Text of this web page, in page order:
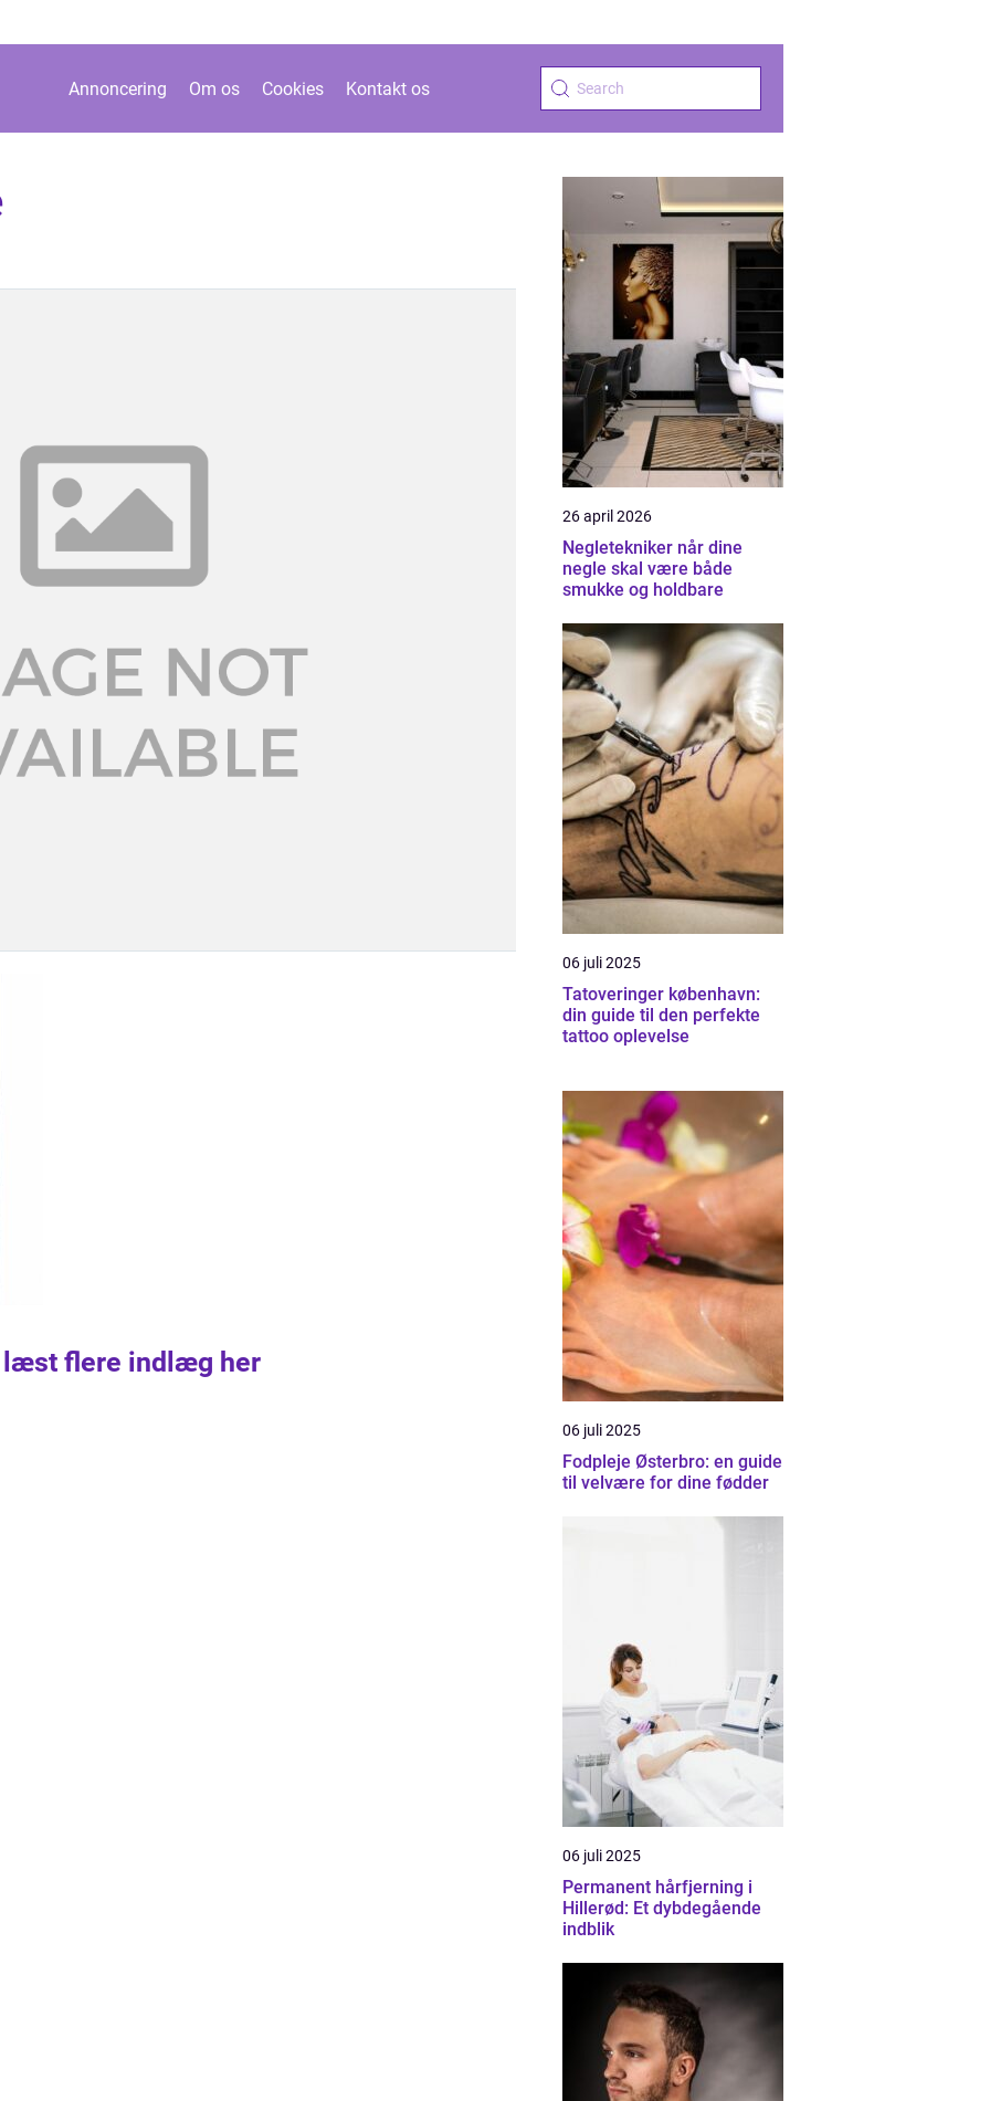
Annoncering Om os Cookies Kontakt os
læst flere indlæg her
26 april 2026
Negletekniker når dine
negle skal være både
smukke og holdbare
06 juli 2025
Tatoveringer københavn:
din guide til den perfekte
tattoo oplevelse
06 juli 2025
Fodpleje Østerbro: en guide
til velvære for dine fødder
06 juli 2025
Permanent hårfjerning i
Hillerød: Et dybdegående
indblik